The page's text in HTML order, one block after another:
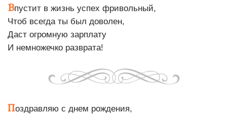
Впустит в жизнь успех фривольный,
Чтоб всегда ты был доволен,
Даст огромную зарплату
И немножечко разврата!
Поздравляю с днем рождения,